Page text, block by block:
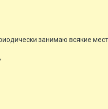
занимаю всякие